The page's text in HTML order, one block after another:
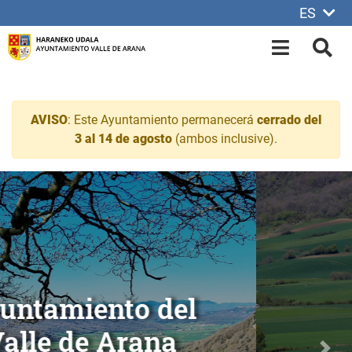
ES
OPEN-
AVISO: Este Ayuntamiento permanecerá cerrado del
3 al 14 de agosto (ambos inclusive).
Ayuntamiento del Valle
Alda